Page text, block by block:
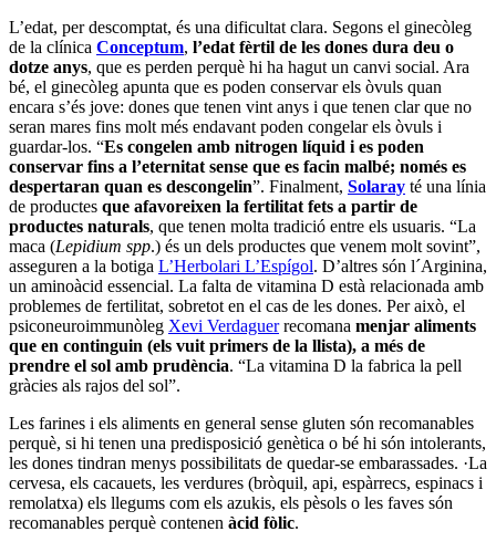
L’edat, per descomptat, és una dificultat clara. Segons el ginecòleg
de la clínica Conceptum, l’edat fèrtil de les dones dura deu o
dotze anys, que es perden perquè hi ha hagut un canvi social. Ara
bé, el ginecòleg apunta que es poden conservar els òvuls quan
encara s’és jove: dones que tenen vint anys i que tenen clar que no
seran mares fins molt més endavant poden congelar els òvuls i
guardar-los. “Es congelen amb nitrogen líquid i es poden
conservar fins a l’eternitat sense que es facin malbé; només es
despertaran quan es descongelin”. Finalment, Solaray té una línia
de productes que afavoreixen la fertilitat fets a partir de
productes naturals, que tenen molta tradició entre els usuaris. “La
maca (Lepidium spp.) és un dels productes que venem molt sovint”,
asseguren a la botiga L’Herbolari L’Espígol. D’altres són l´Arginina,
un aminoàcid essencial. La falta de vitamina D està relacionada amb
problemes de fertilitat, sobretot en el cas de les dones. Per això, el
psiconeuroimmunòleg Xevi Verdaguerrecomana menjar aliments
que en continguin (els vuit primers de la llista), a més de
prendre el sol amb prudència. “La vitamina D la fabrica la pell
gràcies als rajos del sol”.
Les farines i els aliments en general sense gluten són recomanables
perquè, si hi tenen una predisposició genètica o bé hi són intolerants,
les dones tindran menys possibilitats de quedar-se embarassades. ·La
cervesa, els cacauets, les verdures (bròquil, api, espàrrecs, espinacs i
remolatxa) els llegums com els azukis, els pèsols o les faves són
recomanables perquè contenen àcid fòlic.